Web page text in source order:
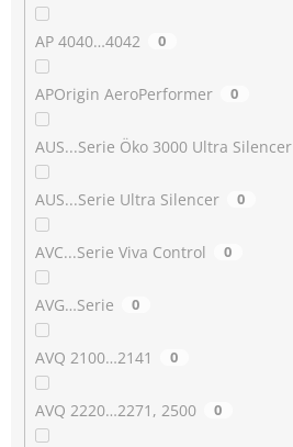
AP 4040…4042 0
APOrigin AeroPerformer 0
AUS...Serie Öko 3000 Ultra Silencer
AUS...Serie Ultra Silencer 0
AVC...Serie Viva Control 0
AVG…Serie 0
AVQ 2100…2141 0
AVQ 2220…2271, 2500 0